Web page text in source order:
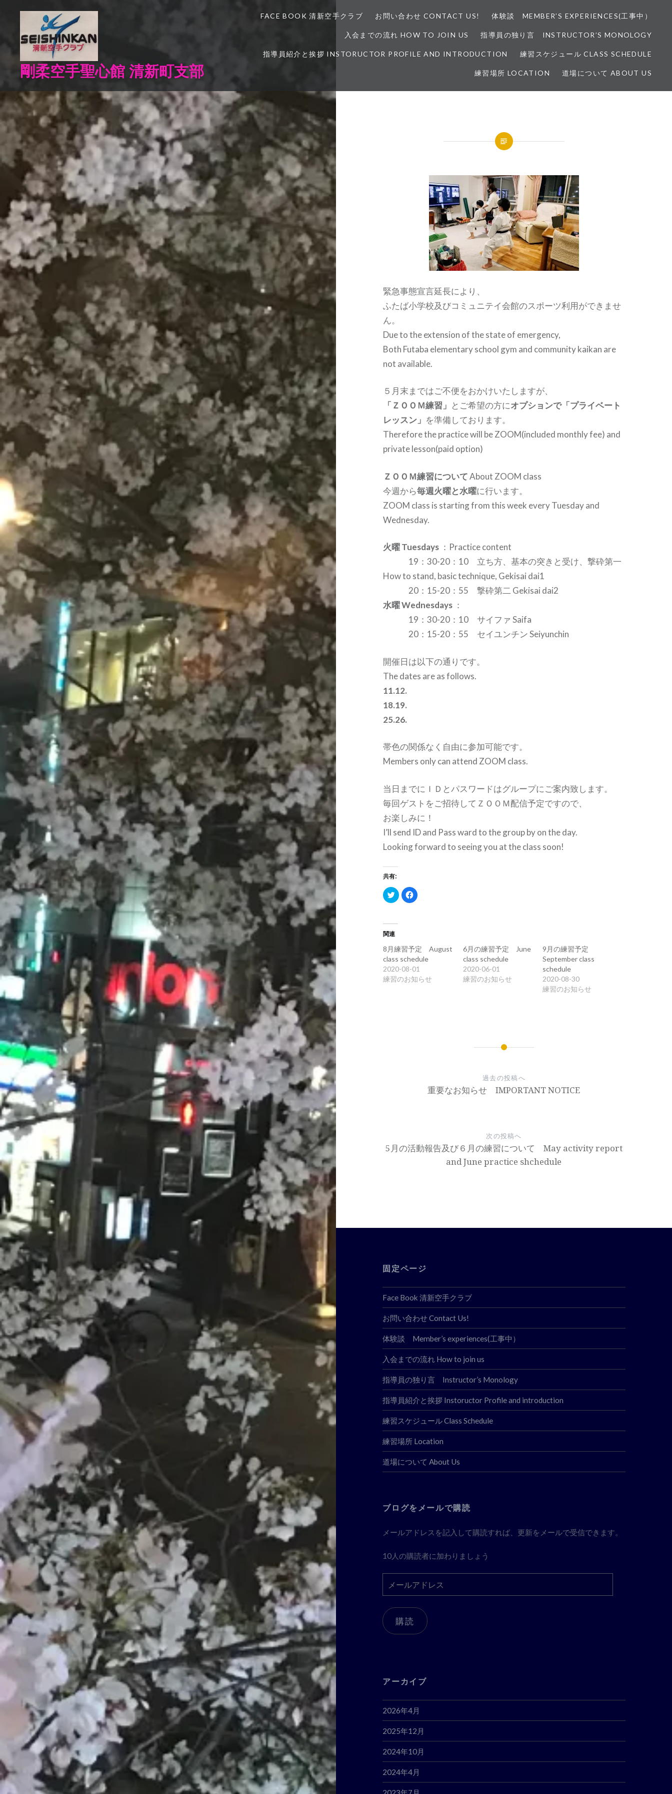
ス
キ
ッ
プ
剛柔空手聖心館 清新町支部
FACE BOOK 清新空手クラブ お問い合わせ CONTACT US! 体験談 MEMBER’S EXPERIENCES(工事中）
入会までの流れ HOW TO JOIN US 指導員の独り言 INSTRUCTOR’S MONOLOGY
指導員紹介と挨拶 INSTORUCTOR PROFILE AND INTRODUCTION 練習スケジュール CLASS SCHEDULE
練習場所 LOCATION 道場について ABOUT US
緊急事態宣言延長により、
ふたば小学校及びコミュニテイ会館のスポーツ利用ができませ
ん。
Due to the extension of the state of emergency,
Both Futaba elementary school gym and community kaikan are
not available.
５月末まではご不便をおかけいたしますが、
「ＺＯＯＭ練習」 とご希望の方にオプションで「プライベート
レッスン」 を準備しております。
Therefore the practice will be ZOOM(included monthly fee) and
private lesson(paid option)
ＺＯＯＭ練習についてAbout ZOOM class
今週から毎週火曜と水曜に行います。
ZOOM class is starting from this week every Tuesday and
Wednesday.
火曜 Tuesdays ：Practice content
19：30-20：10 立ち方、基本の突きと受け、撃砕第一
How to stand, basic technique, Gekisai dai1
20：15-20：55 撃砕第二 Gekisai dai2
水曜 Wednesdays ：
19：30-20：10 サイファ Saifa
20：15-20：55 セイユンチン Seiyunchin
開催日は以下の通りです。
The dates are as follows.
11.12.
18.19.
25.26.
帯色の関係なく自由に参加可能です。
Members only can attend ZOOM class.
当日までにＩＤとパスワードはグループにご案内致します。
毎回ゲストをご招待してＺＯＯＭ配信予定ですので、
お楽しみに！
I’ll send ID and Pass ward to the group by on the day.
Looking forward to seeing you at the class soon!
共有:
ク
リ
て
有
(新
し
い
ウ
ィ
ン
Facebook
で
リ
ッ
ク
し
て
く
だ
関連
8月練習予定 August
class schedule
2020-08-01
練習のお知らせ
6月の練習予定 June
class schedule
2020-06-01
練習のお知らせ
9月の練習予定
September class
schedule
2020-08-30
練習のお知らせ
投
稿
ナ
ビ
ゲ
ー
シ
ン
過去の投稿へ
重要なお知らせ IMPORTANT NOTICE
次の投稿へ
5月の活動報告及び６月の練習について May activity report
and June practice shchedule
固定ページ
Face Book 清新空手クラブ
お問い合わせ Contact Us!
体験談 Member’s experiences(工事中）
入会までの流れ How to join us
指導員の独り言 Instructor’s Monology
指導員紹介と挨拶 Instoructor Profile and introduction
練習スケジュール Class Schedule
練習場所 Location
道場について About Us
ブログをメールで購読
メールアドレスを記入して購読すれば、更新をメールで受信できます。
10人の購読者に加わりましょう
ー
ア
ド
購読
アーカイブ
2026年4月
2025年12月
2024年10月
2024年4月